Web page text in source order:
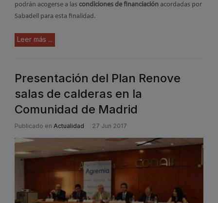
podrán acogerse a las condiciones de financiación acordadas por
Sabadell para esta finalidad.
Leer más ...
Presentación del Plan Renove
salas de calderas en la
Comunidad de Madrid
Publicado en Actualidad 27 Jun 2017